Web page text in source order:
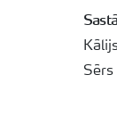
Sērs